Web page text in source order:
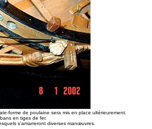
forme de poulaine sera mis en place ultérieurement.
en tiges de fer.
s'amarreront diverses manœuvres.